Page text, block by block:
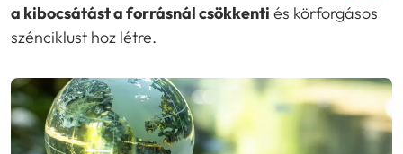
a kibocsátást a forrásnál csökkenti és körforgásos
szénciklust hoz létre.